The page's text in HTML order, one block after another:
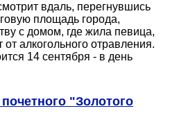
вдаль, перегнувшись
площадь города,
с домом, где жила певица,
алкогольного отравления.
14 сентября - в день
"Золотого